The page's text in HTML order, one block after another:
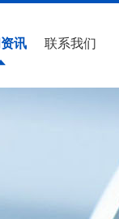
讯 联系我们